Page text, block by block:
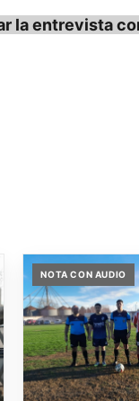
la entrevista
NOTA CON AUDIO